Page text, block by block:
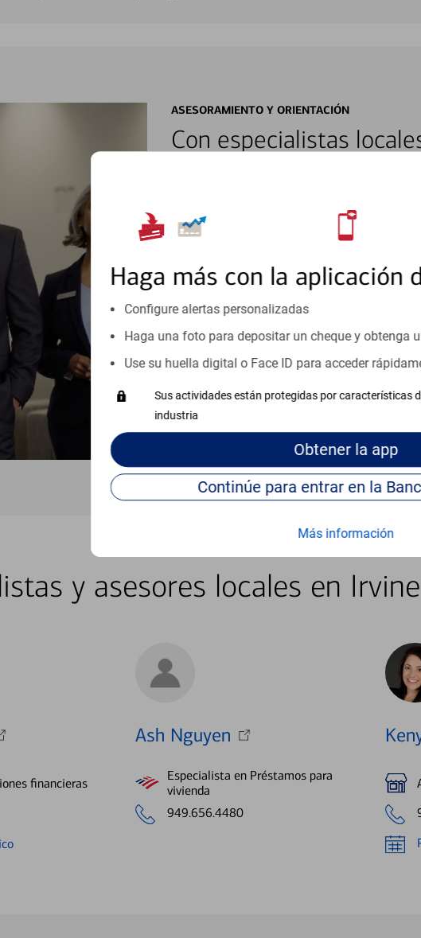
Haga más con la aplicación
Configure alertas personalizadas
Haga una foto para depositar un cheque y obtenga
Use su huella digital o Face ID para acceder
Sus actividades están protegidas por características
industria
Obtenerla app
Más información
ASESORAMIENTO Y ORIENTACIÓN
Con especialistas
Reúnase con especialistas dedicados que se
orientación que necesita, en cualquier
personales, hasta el ahorro para grandes
inicio o crecimiento de su negocio, su futuro
esté listo, un especialista trabajará con usted
Vea si nuestro centro de ayuda en línea puede
y asesores locales en Irvine
financieras
Ash Nguyen
Especialista en Préstamos para
vivienda
949.656.4480